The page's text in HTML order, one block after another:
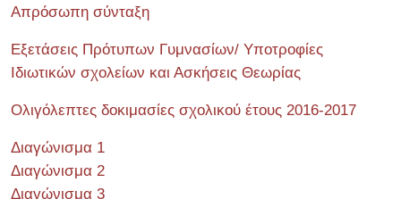
Απρόσωπη σύνταξη
Εξετάσεις Πρότυπων Γυμνασίων/ Υποτροφίες
Ιδιωτικών σχολείων και Ασκήσεις Θεωρίας
Ολιγόλεπτες δοκιμασίες σχολικού έτους 2016-2017
Διαγώνισμα 1
Διαγώνισμα 2
Διαγώνισμα 3